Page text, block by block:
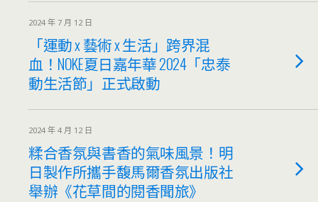
2024 年 7 月 12 日
「運動 x 藝術 x 生活」跨界混
血！NOKE夏日嘉年華 2024「忠泰
動生活節」正式啟動
2024 年 4 月 12 日
糅合香氛與書香的氣味風景！明
日製作所攜手馥馬爾香氛出版社
舉辦《花草間的閱香聞旅​》